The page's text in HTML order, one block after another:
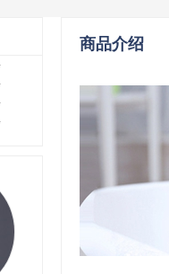
商品介绍